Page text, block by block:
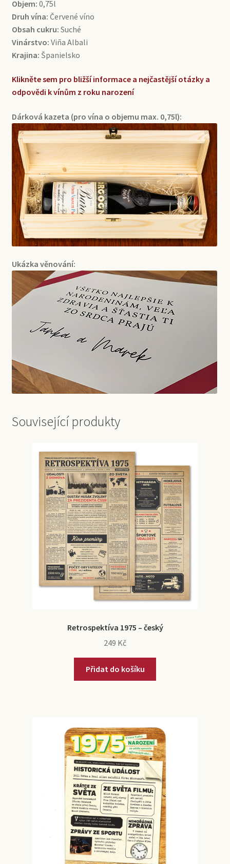
Objem: 0,75l
Druh vína: Červené víno
Obsah cukru: Suché
Vinárstvo: Viña Albali
Krajina: Španielsko
Klikněte sem pro bližší informace a nejčastější otázky a
odpovědi k vínům z roku narození
Dárková kazeta (pro vína o objemu max. 0,75l):
Ukázka věnování:
Související produkty
Retrospektíva 1975 – český
249 Kč
Přidat do košíku